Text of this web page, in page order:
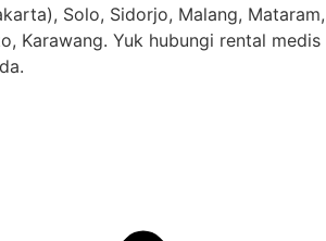
Solo, Sidorjo, Malang, Mataram,
Karawang. Yuk hubungi rental medis